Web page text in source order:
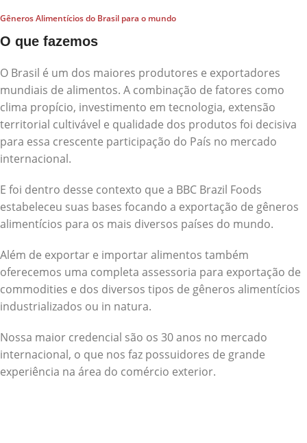
Gêneros Alimentícios do Brasil para o mundo
O que fazemos
O Brasil é um dos maiores produtores e exportadores
mundiais de alimentos. A combinação de fatores como
clima propício, investimento em tecnologia, extensão
territorial cultivável e qualidade dos produtos foi decisiva
para essa crescente participação do País no mercado
internacional.
E foi dentro desse contexto que a BBC Brazil Foods
estabeleceu suas bases focando a exportação de gêneros
alimentícios para os mais diversos países do mundo.
Além de exportar e importar alimentos também
oferecemos uma completa assessoria para exportação de
commodities e dos diversos tipos de gêneros alimentícios
industrializados ou in natura.
Nossa maior credencial são os 30 anos no mercado
internacional, o que nos faz possuidores de grande
experiência na área do comércio exterior.